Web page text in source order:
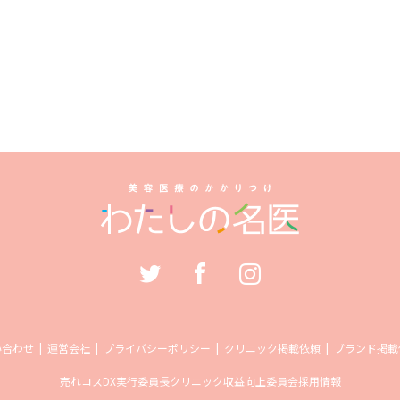
わせ 運営会社 プライバシーポリシー クリニック掲載依頼 ブランド掲
売れコスDX実行委員長クリニック収益向上委員会採用情報